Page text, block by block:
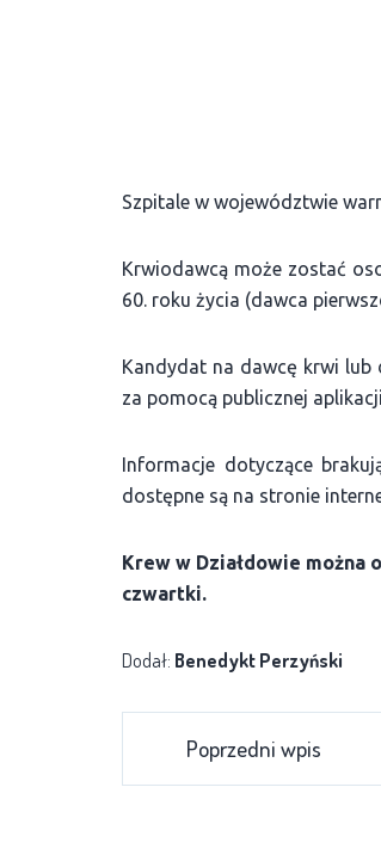
Szpitale w województwie
Krwiodawcą może zostać
60. roku życia (dawca
Kandydat na dawcę krwi lub
za pomocą publicznej
Informacje dotyczące
dostępne są na stronie
Krew w Działdowie można
czwartki.
Dodał: Benedykt Perzyński
Poprzedni wpis